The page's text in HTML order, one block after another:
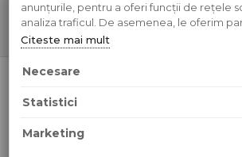
Contact
Toate preturile sunt exprimate in lei si
anunțurile, pentru a oferi funcții de rețele
analiza traficul. De asemenea, le oferim
rețele sociale, de publicitate și de analize
la modul în care folosiți site-ul nostru.
cu alte informații oferite de dvs. sau
Citeste mai mult
Necesare
Statistici
Marketing